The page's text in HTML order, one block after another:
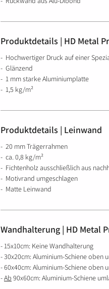
Produktdetails | HD Metal
- Hochwertiger Druck auf einer
- Glänzend
- 1 mm starke Aluminiumplatte
- 1,5 kg/m²
Produktdetails | Leinwand
- 20 mm Trägerrahmen
- ca. 0,8 kg/m²
- Fichtenholz ausschließlich aus
- Motivrand umgeschlagen
- Matte Leinwand
Wandhalterung | HD Metal
- 15x10cm: Keine Wandhalterung
- 30x20cm: Aluminium-Schiene oben
- 60x40cm: Aluminium-Schiene oben
-Ab 90x60cm: Aluminium-Schiene